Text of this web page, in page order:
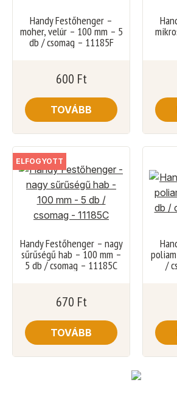
Handy Festőhenger –
moher, velúr – 100 mm – 5
db / csomag – 11185F
600 Ft
TOVÁBB
ELFOGYOTT
Handy Festőhenger – nagy
sűrűségű hab – 100 mm –
5 db / csomag – 11185C
670 Ft
TOVÁBB
/